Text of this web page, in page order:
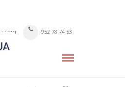
952 78 74 53